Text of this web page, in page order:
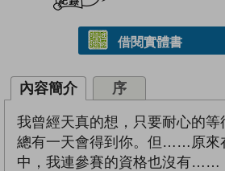
借閱實體書
內容簡介 序
我曾經天真的想，只要耐心的等
總有一天會得到你。但……原來
中，我連參賽的資格也沒有……